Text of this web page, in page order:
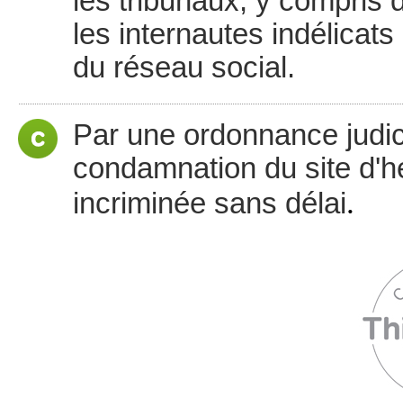
les internautes
du réseau social.
Par une ordonnance
condamnation du site
incriminée sans délai.